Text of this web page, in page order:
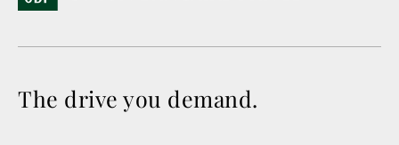
The drive you demand.